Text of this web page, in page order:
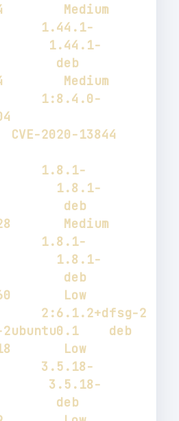
1.44.1-
1.44.1-
deb
1:8.4.0-
2020-13844
1.8.1-
1.8.1-
deb
1.8.1-
1.8.1-
deb
2:6.1.2+dfsg-2
deb
3.5.18-
3.5.18-
deb